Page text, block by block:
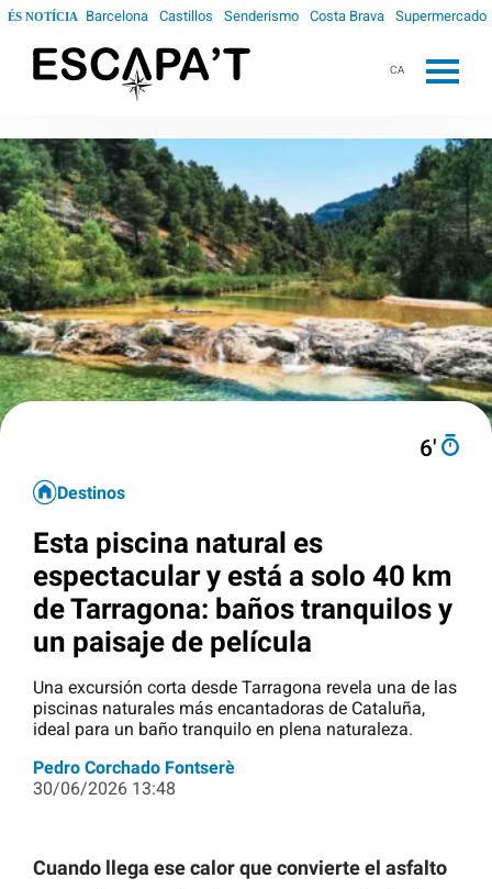
ÉS NOTÍCIA Barcelona Castillos Senderismo Costa Brava Supermercado
CA
6′
Destinos
Esta piscina natural es
espectacular y está a solo 40 km
de Tarragona: baños tranquilos y
un paisaje de película
Una excursión corta desde Tarragona revela una de las
piscinas naturales más encantadoras de Cataluña,
ideal para un baño tranquilo en plena naturaleza.
Pedro Corchado Fontserè
30/06/2026 13:48
Cuando llega ese calor que convierte el asfalto